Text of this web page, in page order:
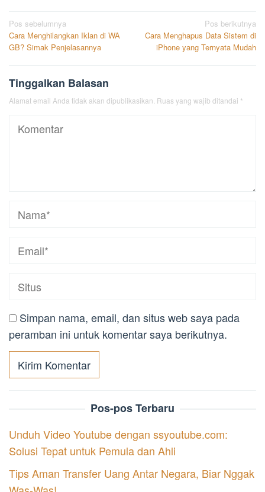
Navigasi
pos
Pos sebelumnya
Cara Menghilangkan Iklan di WA
GB? Simak Penjelasannya
Pos berikutnya
Cara Menghapus Data Sistem di
iPhone yang Ternyata Mudah
Tinggalkan Balasan
Alamat email Anda tidak akan dipublikasikan. Ruas yang wajib ditandai *
Simpan nama, email, dan situs web saya pada
peramban ini untuk komentar saya berikutnya.
Pos-pos Terbaru
Unduh Video Youtube dengan ssyoutube.com:
Solusi Tepat untuk Pemula dan Ahli
Tips Aman Transfer Uang Antar Negara, Biar Nggak